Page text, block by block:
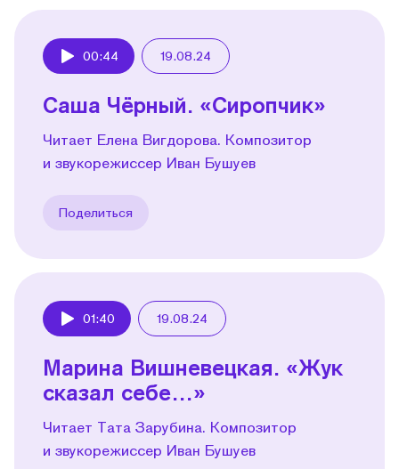
00:44 19.08.24
Саша Чёрный. «Сиропчик»
Читает Елена Вигдорова. Композитор
и звукорежиссер Иван Бушуев
Поделиться
01:40 19.08.24
Марина Вишневецкая. «Жук
сказал себе…»
Читает Тата Зарубина. Композитор
и звукорежиссер Иван Бушуев